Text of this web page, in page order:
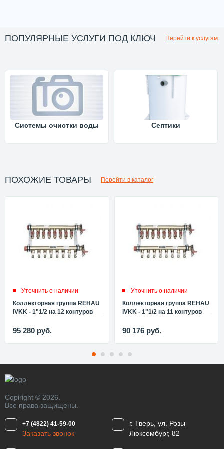
ПОПУЛЯРНЫЕ УСЛУГИ ПОД КЛЮЧ Перейти к услугам
Системы очистки воды Септики
ПОХОЖИЕ ТОВАРЫ Перейти в каталог
Уточнить о наличии
Коллекторная группа REHAU
IVKK - 1"1/2 на 12 контуров
12489701001 (248970-001)
95 280 руб.
Уточнить о наличии
Коллекторная группа REHAU
IVKK - 1"1/2 на 11 контуров
12489601001 (248960-001)
90 176 руб.
Copiright © 2026.
Все права защищены.
+7 (4822) 41-59-00
Заказать звонок
г. Тверь, ул. Розы
Люксембург, 82